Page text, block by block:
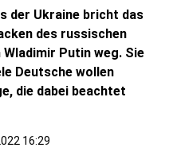
der Ukraine bricht das
des russischen
Putin weg. Sie
Deutsche wollen
die dabei beachtet
16:29